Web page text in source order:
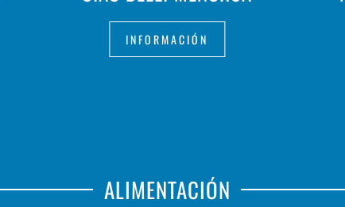
INFORMACIÓN
ALIMENTACIÓN